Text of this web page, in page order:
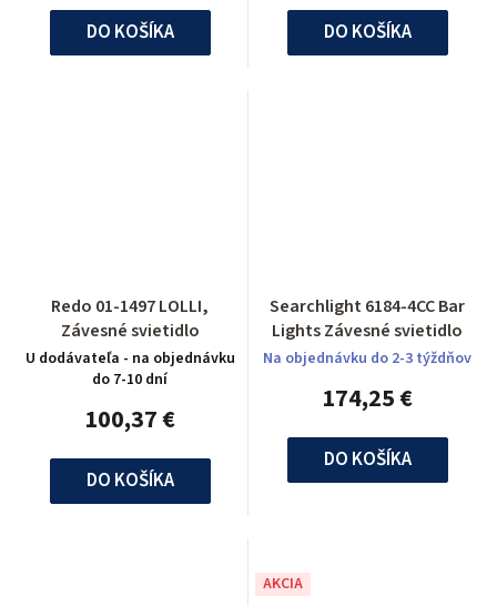
DO KOŠÍKA DO KOŠÍKA
Redo 01-1497 LOLLI,
Závesné svietidlo
U dodávateľa - na objednávku
do 7-10 dní
100,37 €
DO KOŠÍKA
Searchlight 6184-4CC Bar
Lights Závesné svietidlo
Na objednávku do 2-3 týždňov
174,25 €
DO KOŠÍKA
AKCIA